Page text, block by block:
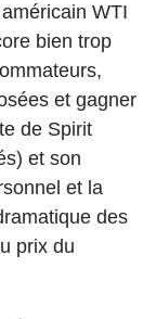
WTI
bien trop
et gagner
de Spirit
et son
et la
des
prix du